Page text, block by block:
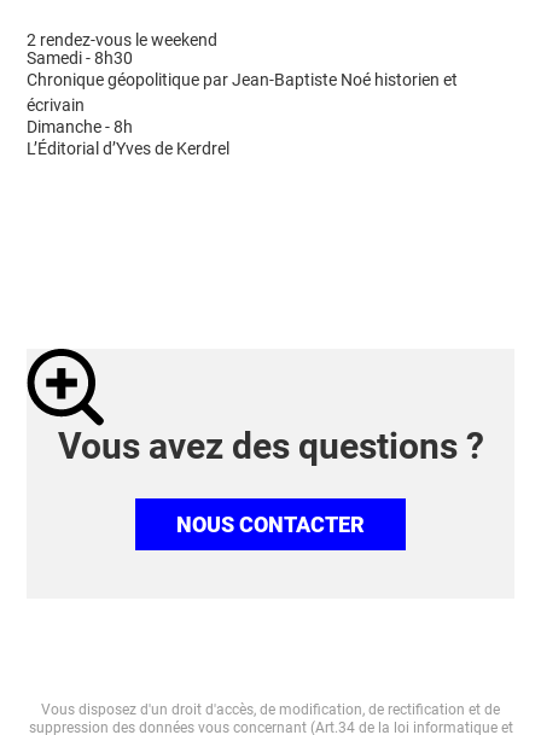
2 rendez-vous le weekend
Samedi - 8h30
Chronique géopolitique par Jean-Baptiste Noé historien et
écrivain
Dimanche - 8h
L’Éditorial d’Yves de Kerdrel
Vous avez des questions ?
NOUS CONTACTER
Vous disposez d'un droit d'accès, de modification, de rectification et de
suppression des données vous concernant (Art.34 de la loi informatique et